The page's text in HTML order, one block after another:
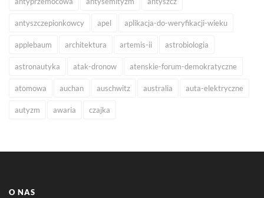
antyszczepionkowcy apel aplikacja-do-weryfikacji-wieku
applebaum architektura artemis-ii astrobiologia
astronautyka atak-dronow atenskie-forum-demokratyczne
atomowa auchan auschwitz australia auta-elektryczne
autyzm awaria czajka
O NAS